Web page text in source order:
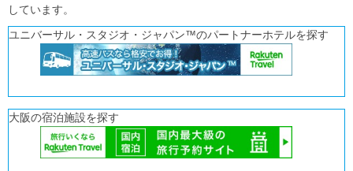
しています。
ユニバーサル・スタジオ・ジャパン™のパートナーホテルを探す
大阪の宿泊施設を探す